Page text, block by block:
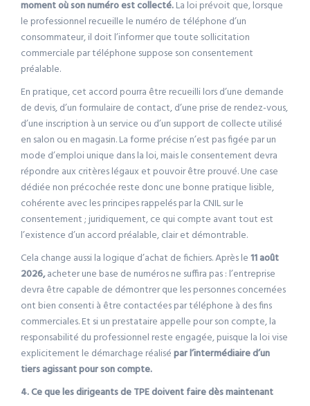
moment où son numéro est collecté.La loi prévoit que, lorsque
le professionnel recueille le numéro de téléphone d’un
consommateur, il doit l’informer que toute sollicitation
commerciale par téléphone suppose son consentement
préalable.
En pratique, cet accord pourra être recueilli lors d’une demande
de devis, d’un formulaire de contact, d’une prise de rendez-vous,
d’une inscription à un service ou d’un support de collecte utilisé
en salon ou en magasin. La forme précise n’est pas figée par un
mode d’emploi unique dans la loi, mais le consentement devra
répondre aux critères légaux et pouvoir être prouvé. Une case
dédiée non précochée reste donc une bonne pratique lisible,
cohérente avec les principes rappelés par la CNIL sur le
consentement ; juridiquement, ce qui compte avant tout est
l’existence d’un accord préalable, clair et démontrable.
Cela change aussi la logique d’achat de fichiers. Après le11 août
2026,acheter une base de numéros ne suffira pas : l’entreprise
devra être capable de démontrer que les personnes concernées
ont bien consenti à être contactées par téléphone à des fins
commerciales. Et si un prestataire appelle pour son compte, la
responsabilité du professionnel reste engagée, puisque la loi vise
explicitement le démarchage réalisépar l’intermédiaire d’un
tiers agissant pour son compte.
4. Ce que les dirigeants de TPE doivent faire dès maintenant